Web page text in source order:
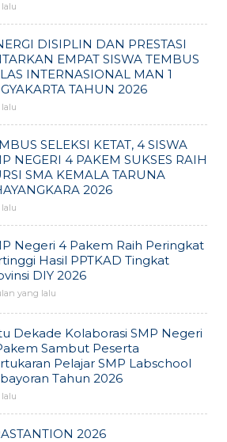
DISIPLIN DAN PRESTASI
EMPAT SISWA TEMBUS
INTERNASIONAL MAN 1
TAHUN 2026
SELEKSI KETAT, 4 SISWA
NEGERI 4 PAKEM SUKSES RAIH
SMA KEMALA TARUNA
2026
Negeri 4 Pakem Raih Peringkat
Hasil PPTKAD Tingkat
DIY 2026
yang lalu
Dekade Kolaborasi SMP Negeri
Sambut Peserta
Pelajar SMP Labschool
Tahun 2026
2026